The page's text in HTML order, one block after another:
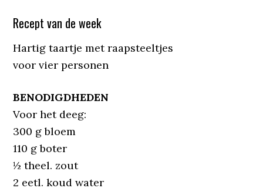
Recept van de week
Hartig taartje met raapsteeltjes
voor vier personen
BENODIGDHEDEN
Voor het deeg:
300 g bloem
110 g boter
½ theel. zout
2 eetl. koud water